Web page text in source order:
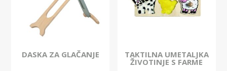
DASKA ZA GLAČANJE TAKTILNA UMETALJKA
ŽIVOTINJE S FARME